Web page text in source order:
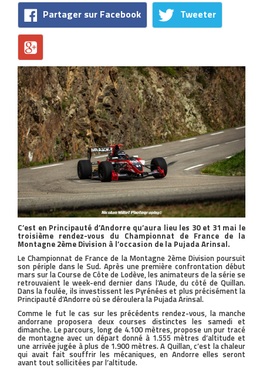
Partager sur Facebook Tweeter
C’est en Principauté d’Andorre qu’aura lieu les 30 et 31 mai le
troisième rendez-vous du Championnat de France de la
Montagne 2ème Division à l’occasion de la Pujada Arinsal.
Le Championnat de France de la Montagne 2ème Division poursuit
son périple dans le Sud. Après une première confrontation début
mars sur la Course de Côte de Lodève, les animateurs de la série se
retrouvaient le week-end dernier dans l’Aude, du côté de Quillan.
Dans la foulée, ils investissent les Pyrénées et plus précisément la
Principauté d’Andorre où se déroulera la Pujada Arinsal.
Comme le fut le cas sur les précédents rendez-vous, la manche
andorrane proposera deux courses distinctes les samedi et
dimanche. Le parcours, long de 4.100 mètres, propose un pur tracé
de montagne avec un départ donné à 1.555 mètres d’altitude et
une arrivée jugée à plus de 1.900 mètres. A Quillan, c’est la chaleur
qui avait fait souffrir les mécaniques, en Andorre elles seront
avant tout sollicitées par l’altitude.